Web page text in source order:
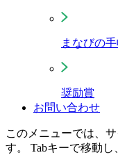
まなびの
奨励賞
お問い合わせ
このメニューでは、
す。 Tabキーで移動し